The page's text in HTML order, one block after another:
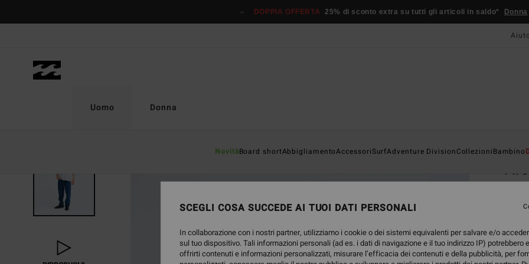
prodotto
DOPPIA OFFERTA 25% di sconto extra su tutti gli articoli in saldo* Donna
Uomo
NovitàBoard shortAbbigliamentoAccessoriSurfAdventure DivisionCollezioniBambino
Donna
SCEGLI COSA SUCCEDE AI TUOI DATI PERSONALI
In collaborazione con i nostri partner, utilizziamo i cookie o dei sistemi equivalenti per salvare e/o
sul tuo dispositivo. Tali informazioni personali (ad es. i dati di navigazione e il tuo indirizzo IP) potrebbero
offrirti contenuti e informazioni personalizzati, misurare l’efficacia dei contenuti e della pubblicità, per